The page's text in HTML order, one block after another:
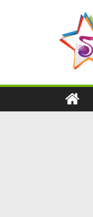
содержимому